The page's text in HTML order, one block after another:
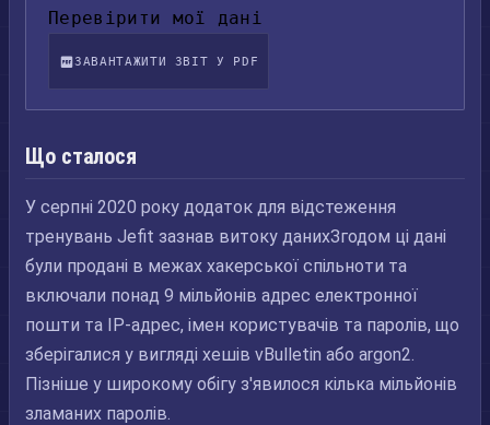
Перевірити мої дані
ЗАВАНТАЖИТИ ЗВІТ У PDF
Що сталося
У серпні 2020 року додаток для відстеження
тренувань Jefit зазнав витоку данихЗгодом ці дані
були продані в межах хакерської спільноти та
включали понад 9 мільйонів адрес електронної
пошти та IP-адрес, імен користувачів та паролів, що
зберігалися у вигляді хешів vBulletin або argon2.
Пізніше у широкому обігу з'явилося кілька мільйонів
зламаних паролів.